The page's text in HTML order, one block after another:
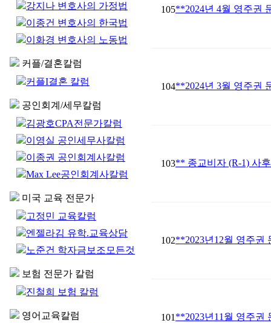
강지나 변호사의 가정법
이종건 변호사의 한국법
이화경 변호사의 노동법
커플/결혼칼럼
커플I결혼 칼럼
공인회계/세무칼럼
김광호CPA전문가칼럼
이영실 공인세무사칼럼
이종권 공인회계사칼럼
Max Lee공인회계사칼럼
미국 교육 전문가
고정민 교육칼럼
엔젤라김 유학.교육상담
노준건 학자금보조모든것
보험 전문가 칼럼
진철희 보험 칼럼
영어교육칼럼
105**2024년 4월 영주권
104**2024년 3월 영주권
103** 종교비자 (R-1) 사
102**2023년12월 영주권
101 **2023년11월 영주권